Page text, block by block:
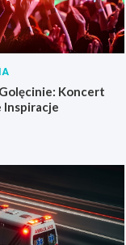
Koncert
Inspiracje